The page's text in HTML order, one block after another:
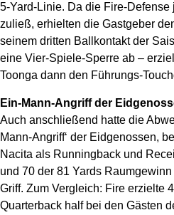
5-Yard-Linie. Da die Fire-
zuließ, erhielten die Gastgeber
seinem dritten Ballkontakt der
eine Vier-Spiele-Sperre ab –
Toonga dann den Führungs-
Ein-Mann-Angriff der
Auch anschließend hatte die
Mann-Angriff‘ der Eidgenossen,
Nacita als Runningback und
und 70 der 81 Yards
Griff. Zum Vergleich: Fire erzielte
Quarterback half bei den Gästen